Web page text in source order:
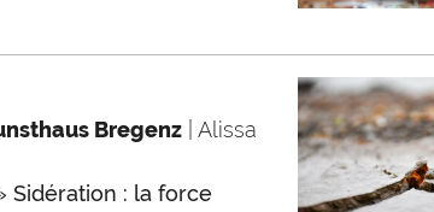
Bregenz | Alissa
Sidération : la force